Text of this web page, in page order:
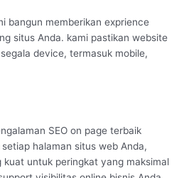
bangun memberikan exprience
situs Anda. kami pastikan website
device, termasuk mobile,
SEO on page terbaik
halaman situs web Anda,
kuat untuk peringkat yang maksimal